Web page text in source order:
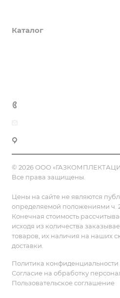
Каталог
© 2026 ООО
Все права защищены.
Цены на сайте не являются
определяемой положениями ч. 2
Конечная стоимость
исходя из количества
товаров, их наличия на наших
доставки.
Политика конфиденциальности
Согласие на обработку
Пользовательское соглашение